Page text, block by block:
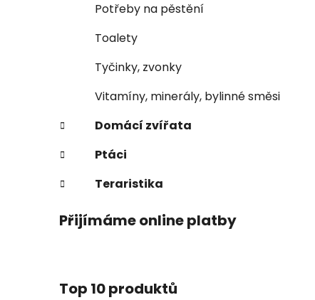
Potřeby na pěstění
Toalety
Tyčinky, zvonky
Vitamíny, minerály, bylinné směsi
Domácí zvířata
Ptáci
Teraristika
Přijímáme online platby
Top 10 produktů